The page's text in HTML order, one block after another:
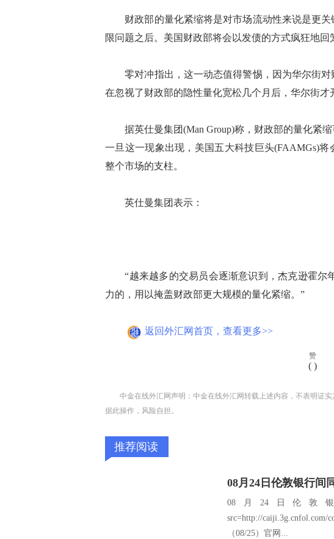
财政部的量化紧缩将是对市场流动性来说是更关
限问题之后。美国财政部将会以发债的方式疯狂地回
零对冲指出，这一动态值得警惕，因为华尔街对
在忽视了财政部的隐性量化宽松几个月后，华尔街才
据英仕曼集团(Man Group)称，财政部的量化紧缩
一旦这一现象出现，美国五大科技巨头(FAAMGs)
整个市场的支柱。
英仕曼集团表示：
“越来越多的交易员会逐渐意识到，杰克逊霍尔
力的，用以掩盖财政部更大规模的量化紧缩。”
返回外汇网首页，查看更多>>
赞
( )
中金在线外汇网声明：中金在线外汇网转载上述内容，不表明证
据此操作，风险自担。
推荐阅读
08月24日伦敦银行间
08月24日伦敦
src=http://
（08/25）官网...